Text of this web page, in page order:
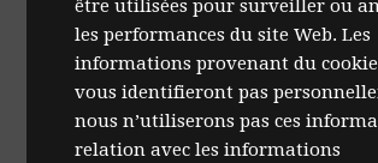
être utilisées pour surveiller ou
les performances du site Web. Les
informations provenant du
vous identifieront pas
nous n’utiliserons pas ces
relation avec les informations